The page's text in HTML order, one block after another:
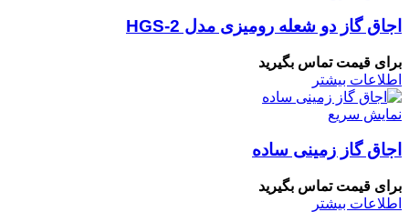
اجاق گاز دو شعله رومیزی مدل HGS-2
برای قیمت تماس بگیرید
اطلاعات بیشتر
نمایش سریع
اجاق گاز زمینی ساده
برای قیمت تماس بگیرید
اطلاعات بیشتر